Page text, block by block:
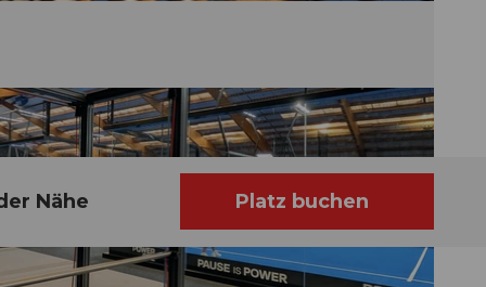
Nähe Platz buchen